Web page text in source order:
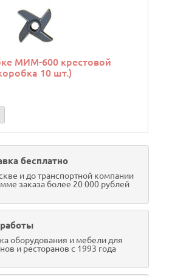
МИМ-600 крестовой
10 шт.)
бесплатно
и до транспортной компании
заказа более 20 000 рублей
оборудования и мебели для
и ресторанов с 1993 года